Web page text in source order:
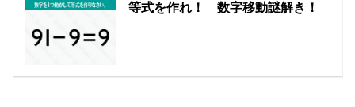
等式を作れ！ 数字移動謎解き！